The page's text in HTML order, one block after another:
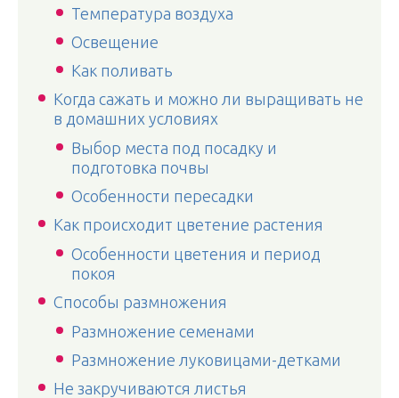
Температура воздуха
Освещение
Как поливать
Когда сажать и можно ли выращивать не
в домашних условиях
Выбор места под посадку и
подготовка почвы
Особенности пересадки
Как происходит цветение растения
Особенности цветения и период
покоя
Способы размножения
Размножение семенами
Размножение луковицами-детками
Не закручиваются листья